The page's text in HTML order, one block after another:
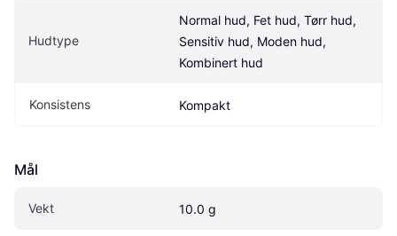
Hudtype
Normal hud, Fet hud, Tørr hud,
Sensitiv hud, Moden hud,
Kombinert hud
Konsistens Kompakt
Mål
Vekt 10.0 g